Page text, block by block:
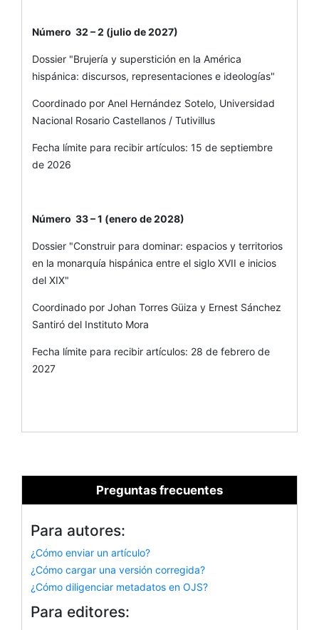
Número 32 – 2 (julio de 2027)
Dossier "Brujería y superstición en la América
hispánica: discursos, representaciones e ideologías"
Coordinado por Anel Hernández Sotelo, Universidad
Nacional Rosario Castellanos / Tutivillus
Fecha límite para recibir artículos: 15 de septiembre
de 2026
Número 33 – 1 (enero de 2028)
Dossier "Construir para dominar: espacios y territorios
en la monarquía hispánica entre el siglo XVII e inicios
del XIX"
Coordinado por Johan Torres Güiza y Ernest Sánchez
Santiró del Instituto Mora
Fecha límite para recibir artículos: 28 de febrero de
2027
Preguntas frecuentes
Para autores:
¿Cómo enviar un artículo?
¿Cómo cargar una versión corregida?
¿Cómo diligenciar metadatos en OJS?
Para editores: